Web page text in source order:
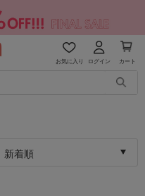
お気に入り ログイン カート
新着順